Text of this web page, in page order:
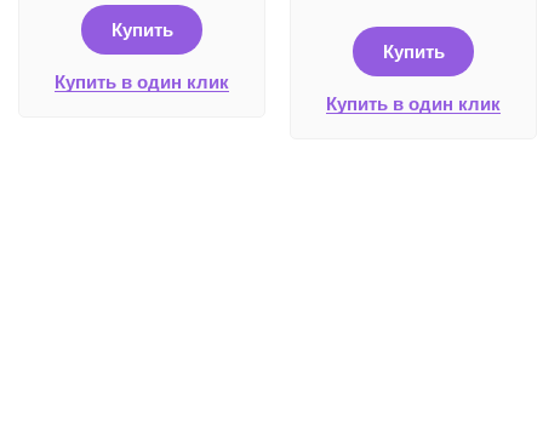
Купить
Купить в один клик
Купить
Купить в один клик